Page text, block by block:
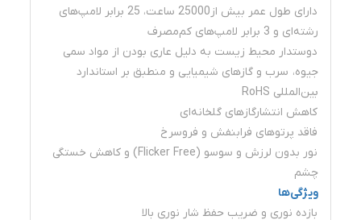
دارای طول عمر بیش از25000 ساعت، 25 برابر لامپ‌های
رشته‌ای و 3 برابر لامپ‌های کم‌مصرف
دوستدار محیط زیست به دلیل عاری بودن از مواد سمی
جیوه، سرب و گازهای شیمیایی و منطبق بر استاندارد
بین‌المللی RoHS
کاهش انتشارگازهای گلخانه‌ای
فاقد پرتوهای فرابنفش و فروسرخ
نور بدون لرزش و سوسو (Flicker Free) و کاهش خستگی
چشم
ویژگی‌ها
بازده نوری و ضریب حفظ شار نوری بالا